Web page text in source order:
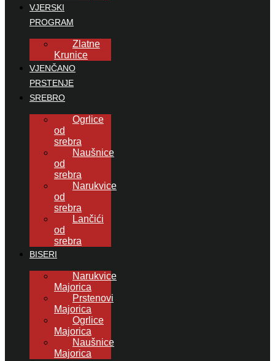
VJERSKI
PROGRAM
Zlatne
Krunice
VJENČANO
PRSTENJE
SREBRO
Ogrlice
od
srebra
Naušnice
od
srebra
Narukvice
od
srebra
Lančići
od
srebra
BISERI
Narukvice
Majorica
Prstenovi
Majorica
Ogrlice
Majorica
Naušnice
Majorica